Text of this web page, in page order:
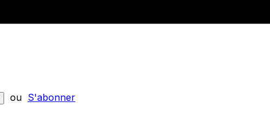
ou S'abonner